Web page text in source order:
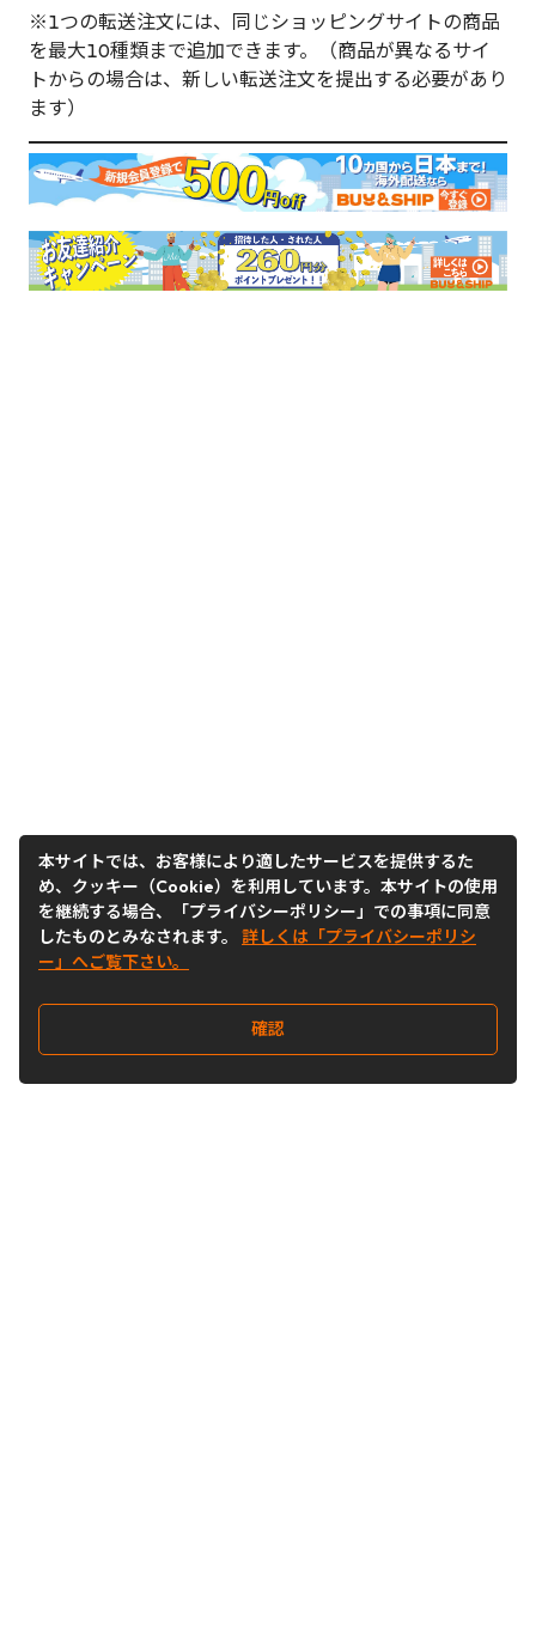
※1つの転送注文には、同じショッピングサイトの商品
を最大10種類まで追加できます。（商品が異なるサイ
トからの場合は、新しい転送注文を提出する必要があり
ます）
本サイトでは、お客様により適したサービスを提供するた
め、クッキー（Cookie）を利用しています。本サイトの使用
を継続する場合、「プライバシーポリシー」での事項に同意
したものとみなされます。 詳しくは「プライバシーポリシ
ー」へご覧下さい。
確認